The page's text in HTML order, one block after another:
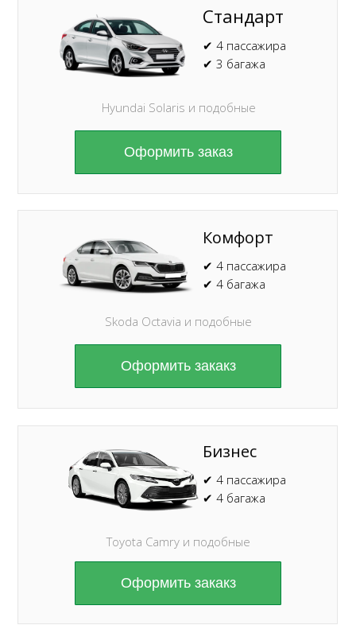
Оформить заказ
Стандарт
Hyundai Solaris и подобные
✔ 4 пассажира
✔ 3 багажа
Бизнес
Toyota Camry и подобные
✔ 4 пассажира
✔ 4 багажа
Оформить закакз
Комфорт
Skoda Octavia и подобные
✔ 4 пассажира
✔ 4 багажа
Оформить закакз